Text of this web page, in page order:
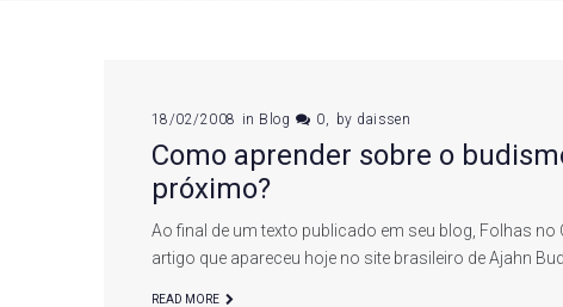
centros
18/02/2008 in Blog 0 by daissen
Como aprender sobre o
próximo?
Ao final de um texto publicado em seu blog, Folhas
artigo que apareceu hoje no site brasileiro de Ajahn
READ MORE